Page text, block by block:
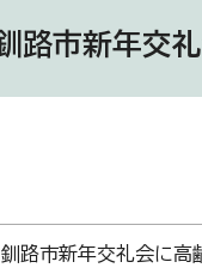
路市新年交
路市新年交礼会に高